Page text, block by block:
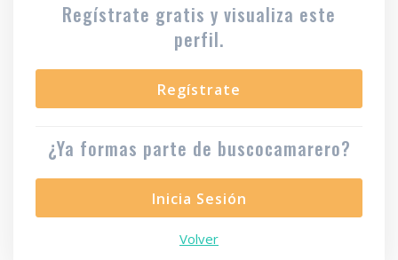
Regístrate gratis y visualiza este
perfil.
Regístrate
¿Ya formas parte de buscocamarero?
Inicia Sesión
Volver